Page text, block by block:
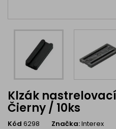
Klzák
Čierny / 10ks
Kód 6298 Značka:Interex